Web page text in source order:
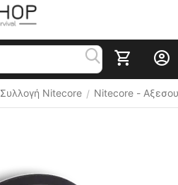
Συλλογή Nitecore / Nitecore -